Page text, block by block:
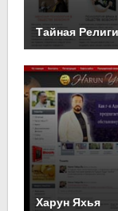
Тайная
Харун Яхья